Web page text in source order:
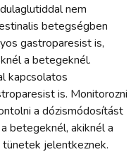
nem
betegségben
gastroparesist is,
a betegeknél.
kapcsolatos
is. Monitorozni
a dózismódosítást
betegeknél, akiknél a
jelentkeznek.